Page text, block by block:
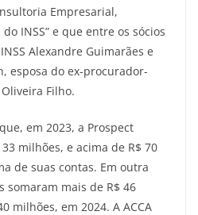
Empresarial,
INSS” e que entre os sócios
Alexandre Guimarães e
esposa do ex-procurador-
Filho.
em 2023, a Prospect
milhões, e acima de R$ 70
de suas contas. Em outra
somaram mais de R$ 46
milhões, em 2024. A ACCA